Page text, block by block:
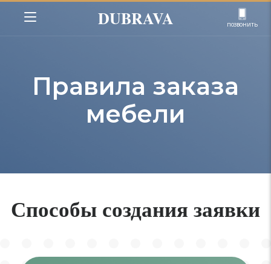
DUBRAVA позвонить
Правила заказа
мебели
Способы создания заявки